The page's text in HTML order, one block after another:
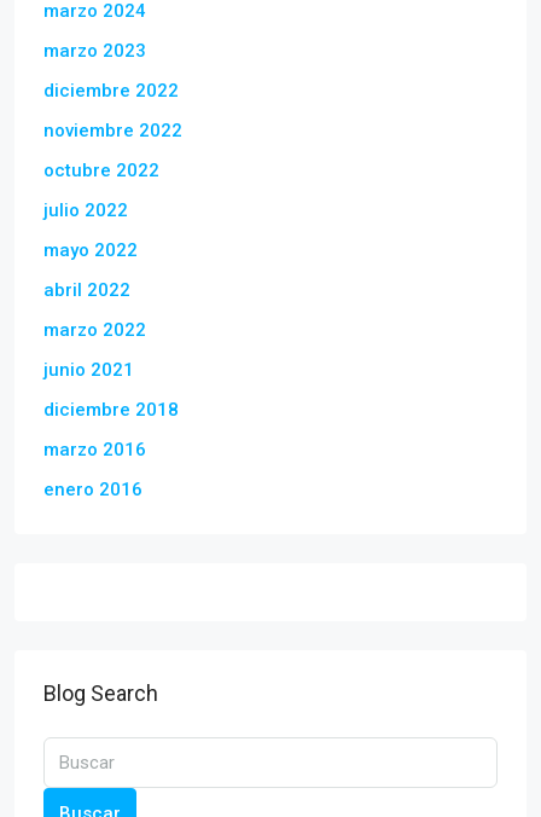
marzo 2024
marzo 2023
diciembre 2022
noviembre 2022
octubre 2022
julio 2022
mayo 2022
abril 2022
marzo 2022
junio 2021
diciembre 2018
marzo 2016
enero 2016
Blog Search